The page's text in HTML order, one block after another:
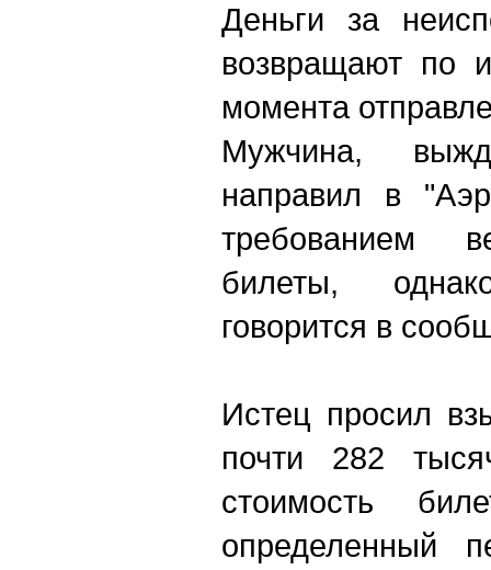
Деньги за
возвращают по
момента
Мужчина,
направил в
требованием
билеты,
говорится в
Истец просил
почти 282
стоимость
определенный